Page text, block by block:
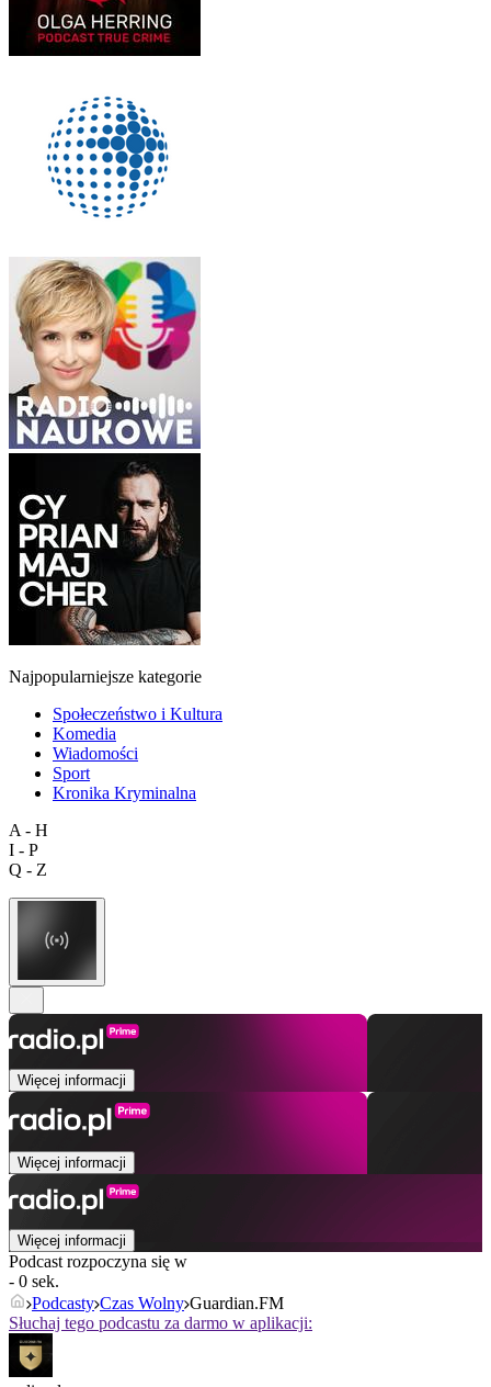
Najpopularniejsze kategorie
Społeczeństwo i Kultura
Komedia
Wiadomości
Sport
Kronika Kryminalna
A - H
I - P
Q - Z
Więcej informacji
Więcej informacji
Więcej informacji
Podcast rozpoczyna się w
- 0 sek.
Podcasty Czas Wolny Guardian.FM
Słuchaj tego podcastu za darmo w aplikacji: